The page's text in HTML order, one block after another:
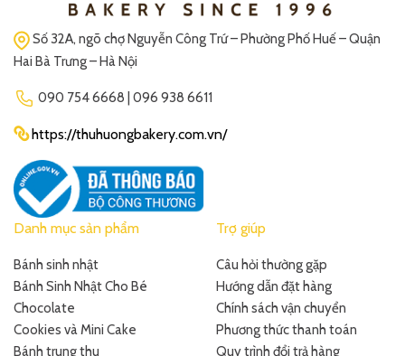
Số 32A, ngõ chợ Nguyễn Công Trứ – Phường Phố Huế – Quận
Hai Bà Trưng – Hà Nội
090 754 6668 | 096 938 6611
https://thuhuongbakery.com.vn/
Danh mục sản phẩm
Bánh sinh nhật
Bánh Sinh Nhật Cho Bé
Chocolate
Cookies và Mini Cake
Bánh trung thu
Trợ giúp
Câu hỏi thường gặp
Hướng dẫn đặt hàng
Chính sách vận chuyển
Phương thức thanh toán
Quy trình đổi trả hàng